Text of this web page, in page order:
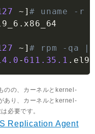
~ ]# uname -r
. x86_64
~ ]# rpm -qa |
.0 - 611.35 .1 .
のの、カーネルとkernel-
あり、カーネルとkernel-
必要です。
Replication Agent